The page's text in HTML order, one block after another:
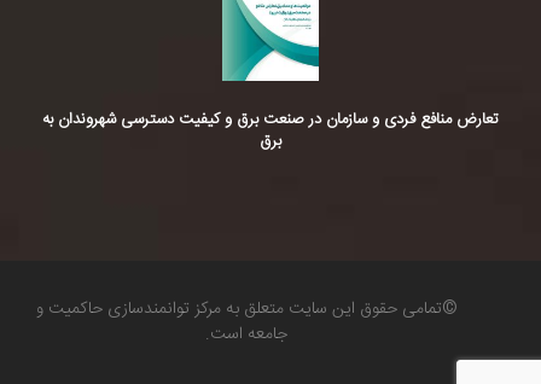
تعارض منافع فردی و سازمان در صنعت برق و کیفیت دسترسی شهروندان به
برق
©تمامی حقوق این سایت متعلق به مرکز توانمندسازی حاکمیت و
جامعه است.